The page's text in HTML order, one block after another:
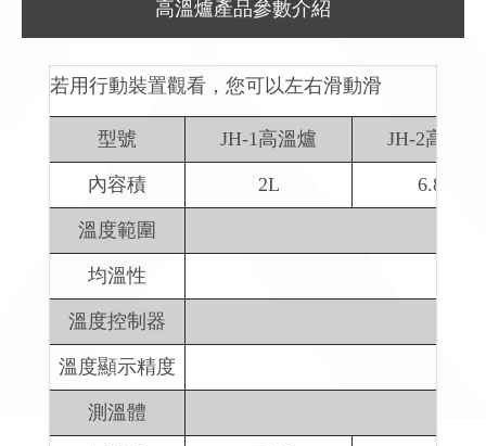
高溫爐產品參數介紹
若用行動裝置觀看，您可以左右滑動滑
型號 JH-1高溫爐 JH-2高溫爐
內容積 2L 6.8L
溫度範圍
均溫性
溫度控制器
溫度顯示精度
測溫體